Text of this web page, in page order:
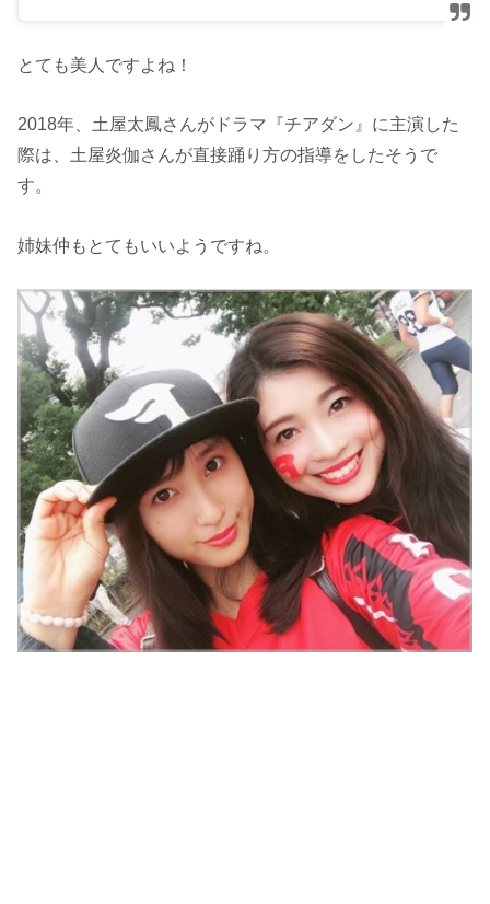
とても美人ですよね！
2018年、土屋太鳳さんがドラマ『チアダン』に主演した
際は、土屋炎伽さんが直接踊り方の指導をしたそうで
す。
姉妹仲もとてもいいようですね。